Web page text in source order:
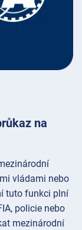
na
vládami nebo
tuto funkci plní
policie nebo
mezinárodní